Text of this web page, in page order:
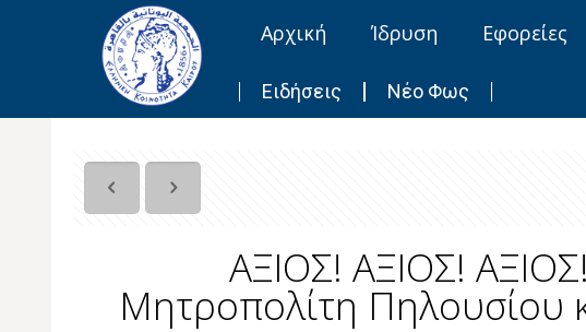
Αρχική Ίδρυση Εφορείες
Ειδήσεις Νέο Φως
ΑΞΙΟΣ! ΑΞΙΟΣ!
Μητροπολίτη Πηλουσίου